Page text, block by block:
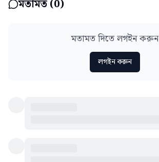
মতামত (0)
মতামত দিতে লগইন করুন
লগইন করুন